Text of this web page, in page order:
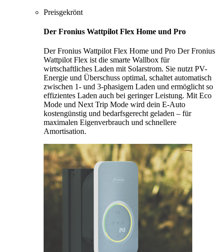
Preisgekrönt
Der Fronius Wattpilot Flex Home und Pro
Der Fronius Wattpilot Flex Home und Pro Der Fronius
Wattpilot Flex ist die smarte Wallbox für
wirtschaftliches Laden mit Solarstrom. Sie nutzt PV-
Energie und Überschuss optimal, schaltet automatisch
zwischen 1- und 3-phasigem Laden und ermöglicht so
effizientes Laden auch bei geringer Leistung. Mit Eco
Mode und Next Trip Mode wird dein E-Auto
kostengünstig und bedarfsgerecht geladen – für
maximalen Eigenverbrauch und schnellere
Amortisation.